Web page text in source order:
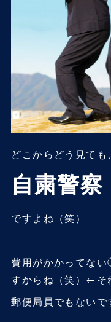
どこからどう見ても
自粛警察
ですよね（笑）
費用がかかってな
すからね（笑）←そ
郵便局員でもないで